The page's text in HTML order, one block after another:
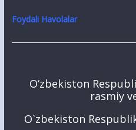
Foydali Havolalar
O‘zbekiston
rasmiy
O`zbekiston